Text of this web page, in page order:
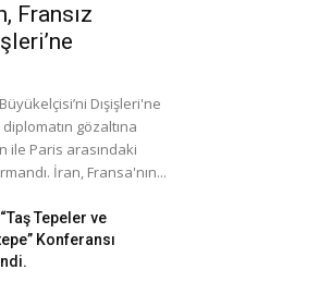
Fransız
Dışişleri'ne
diplomatın gözaltına
ile Paris arasındaki
İran, Fransa'nın...
Tepeler ve
Konferansı